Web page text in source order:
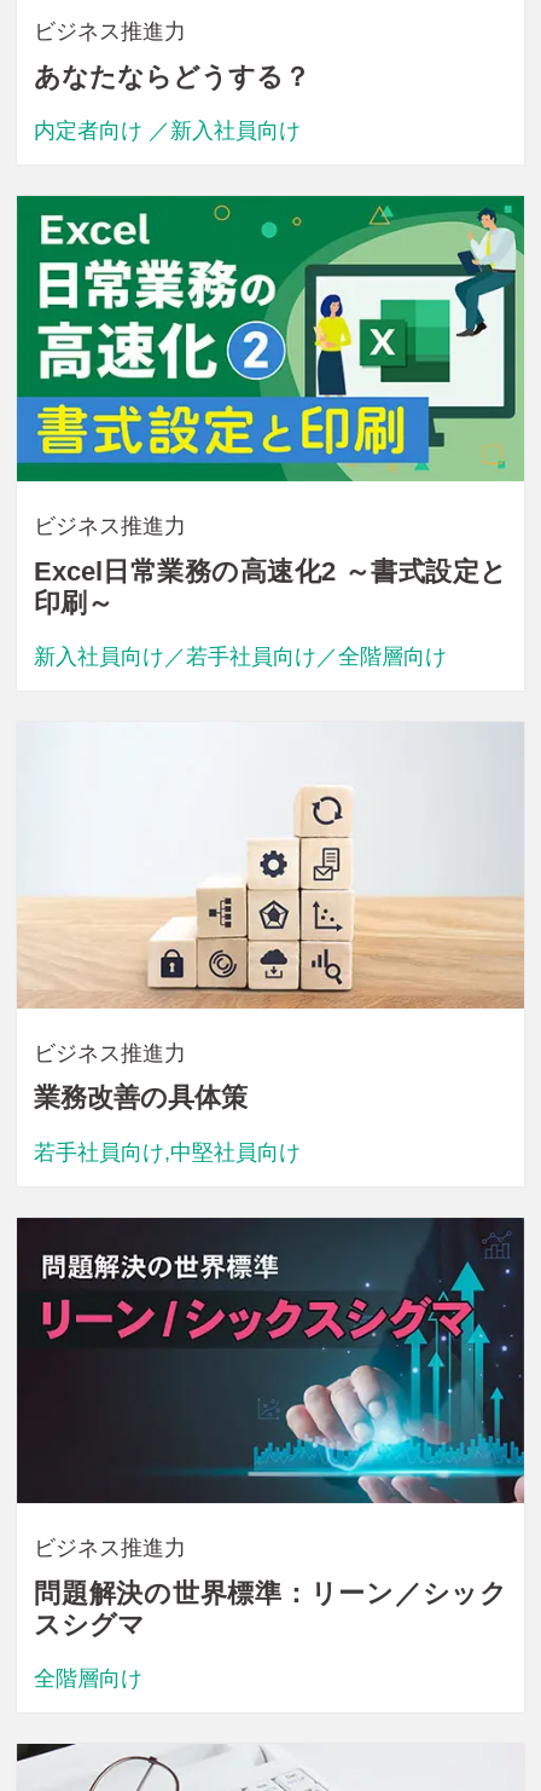
ビジネス推進力
あなたならどうする？
内定者向け ／新入社員向け
ビジネス推進力
Excel日常業務の高速化2 ～書式設定と
印刷～
新入社員向け／若手社員向け／全階層向け
ビジネス推進力
業務改善の具体策
若手社員向け,中堅社員向け
ビジネス推進力
問題解決の世界標準：リーン／シック
スシグマ
全階層向け